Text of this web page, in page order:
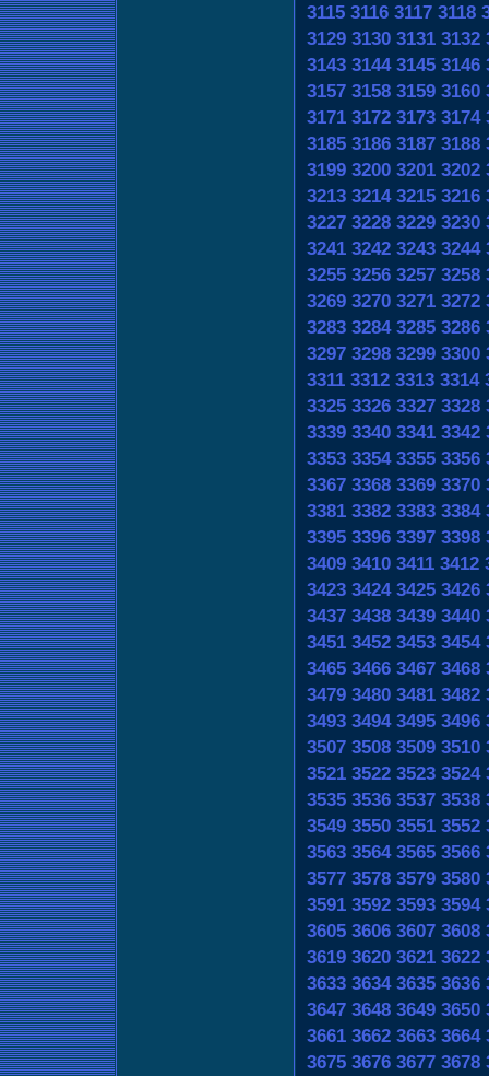
3115 3116 3117 3118
3129 3130 3131 3132
3143 3144 3145 3146
3157 3158 3159 3160
3171 3172 3173 3174
3185 3186 3187 3188
3199 3200 3201 3202
3213 3214 3215 3216
3227 3228 3229 3230
3241 3242 3243 3244
3255 3256 3257 3258
3269 3270 3271 3272
3283 3284 3285 3286
3297 3298 3299 3300
3311 3312 3313 3314
3325 3326 3327 3328
3339 3340 3341 3342
3353 3354 3355 3356
3367 3368 3369 3370
3381 3382 3383 3384
3395 3396 3397 3398
3409 3410 3411 3412
3423 3424 3425 3426
3437 3438 3439 3440
3451 3452 3453 3454
3465 3466 3467 3468
3479 3480 3481 3482
3493 3494 3495 3496
3507 3508 3509 3510
3521 3522 3523 3524
3535 3536 3537 3538
3549 3550 3551 3552
3563 3564 3565 3566
3577 3578 3579 3580
3591 3592 3593 3594
3605 3606 3607 3608
3619 3620 3621 3622
3633 3634 3635 3636
3647 3648 3649 3650
3661 3662 3663 3664
3675 3676 3677 3678